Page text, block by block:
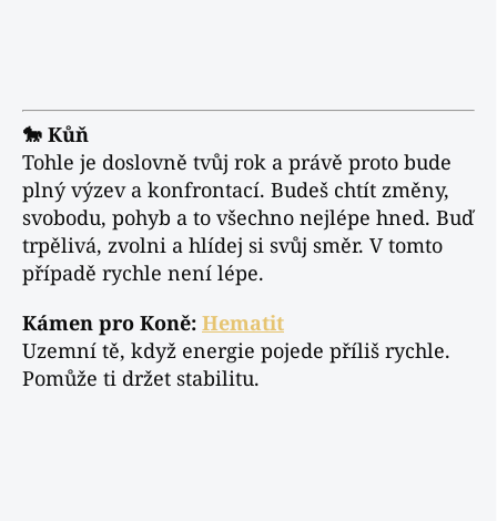
🐎 Kůň
Tohle je doslovně tvůj rok a právě proto bude
plný výzev a konfrontací. Budeš chtít změny,
svobodu, pohyb a to všechno nejlépe hned. Buď
trpělivá, zvolni a hlídej si svůj směr. V tomto
případě rychle není lépe.
Kámen pro Koně: Hematit
Uzemní tě, když energie pojede příliš rychle.
Pomůže ti držet stabilitu.